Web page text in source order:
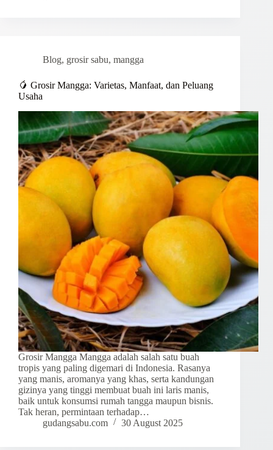
Blog, grosir sabu, mangga
🥭 Grosir Mangga: Varietas, Manfaat, dan Peluang
Usaha
Grosir Mangga Mangga adalah salah satu buah
tropis yang paling digemari di Indonesia. Rasanya
yang manis, aromanya yang khas, serta kandungan
gizinya yang tinggi membuat buah ini laris manis,
baik untuk konsumsi rumah tangga maupun bisnis.
Tak heran, permintaan terhadap…
gudangsabu.com
30 August 2025